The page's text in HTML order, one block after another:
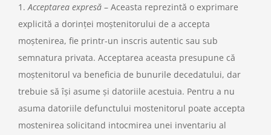
1.Acceptarea expresă – Aceasta reprezintă o exprimare
explicită a dorinței moștenitorului de a accepta
moștenirea, fie printr-un inscris autentic sau sub
semnatura privata. Acceptarea aceasta presupune că
moștenitorul va beneficia de bunurile decedatului, dar
trebuie să își asume și datoriile acestuia. Pentru a nu
asuma datoriile defunctului mostenitorul poate accepta
mostenirea solicitand intocmirea unei inventariu al